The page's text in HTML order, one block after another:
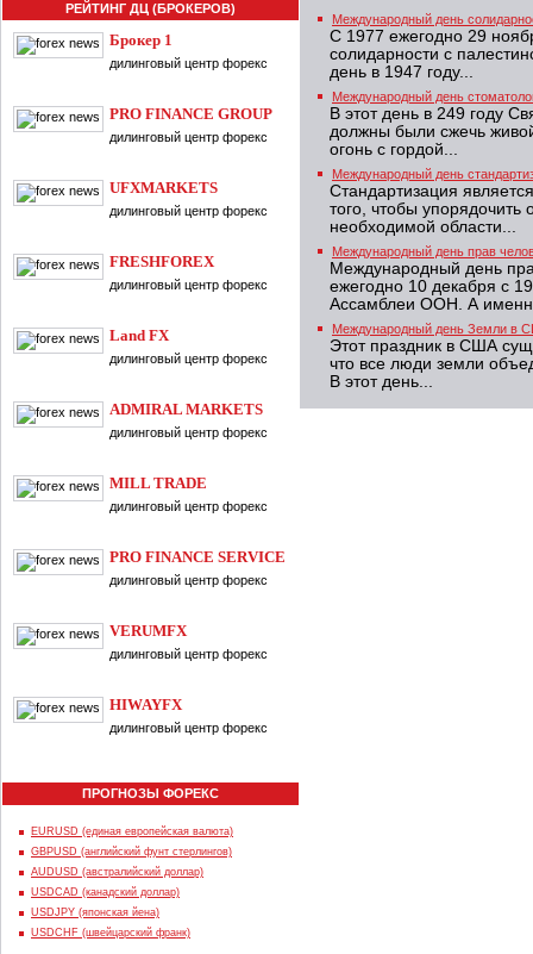
РЕЙТИНГ ДЦ (БРОКЕРОВ)
Брокер 1
дилинговый центр форекс
PRO FINANCE GROUP
дилинговый центр форекс
UFXMARKETS
дилинговый центр форекс
FRESHFOREX
дилинговый центр форекс
Land FX
дилинговый центр форекс
ADMIRAL MARKETS
дилинговый центр форекс
MILL TRADE
дилинговый центр форекс
PRO FINANCE SERVICE
дилинговый центр форекс
VERUMFX
дилинговый центр форекс
HIWAYFX
дилинговый центр форекс
ПРОГНОЗЫ ФОРЕКС
EURUSD (единая европейская валюта)
GBPUSD (английский фунт стерлингов)
AUDUSD (австралийский доллар)
USDCAD (канадский доллар)
USDJPY (японская йена)
USDCHF (швейцарский франк)
Международный день
С 1977 ежегодно 29
солидарности с
день в 1947 году...
Международный день
В этот день в 249 году
должны были сжечь
огонь с гордой...
Международный день
Стандартизация
того, чтобы упорядочить
необходимой области...
Международный день прав
Международный день
ежегодно 10 декабря с
Ассамблеи ООН. А
Международный день Земли в
Этот праздник в США
что все люди земли
В этот день...